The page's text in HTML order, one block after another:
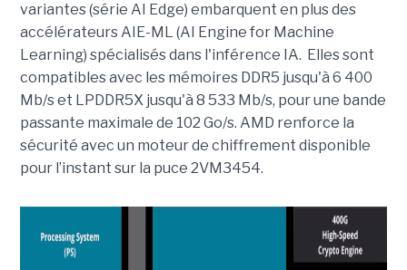
variantes (série AI Edge) embarquent en plus des
accélérateurs AIE-ML (AI Engine for Machine
Learning) spécialisés dans l'inférence IA. Elles sont
compatibles avec les mémoires DDR5 jusqu'à 6 400
Mb/s et LPDDR5X jusqu'à 8 533 Mb/s, pour une bande
passante maximale de 102 Go/s. AMD renforce la
sécurité avec un moteur de chiffrement disponible
pour l’instant sur la puce 2VM3454.